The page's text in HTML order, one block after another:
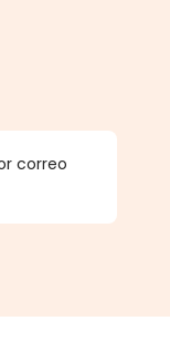
correo